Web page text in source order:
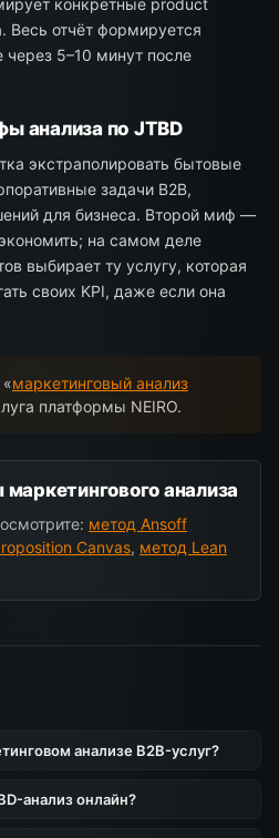
конкретные product
Весь отчёт формируется
через 5–10 минут после
анализа по JTBD
экстраполировать бытовые
задачи B2B,
для бизнеса. Второй миф —
на самом деле
выбирает ту услугу, которая
своих KPI, даже если она
маркетинговый анализ
платформы NEIRO.
анализа
метод Ansoff
Canvas, метод Lean
анализе B2B-услуг?
анализ онлайн?